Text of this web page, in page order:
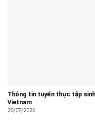
Thông tin tuyển thực tập
Vietnam
20/07/2026